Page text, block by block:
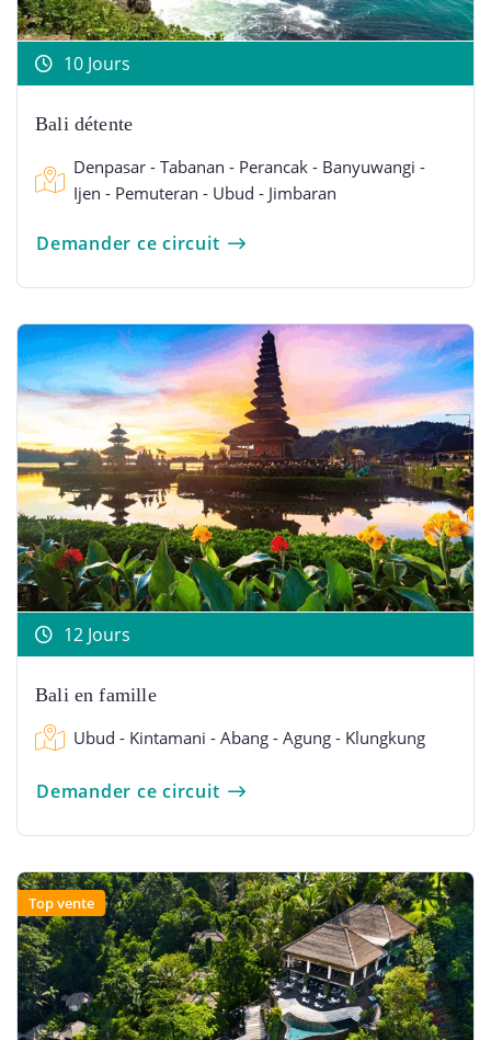
10 Jours
Bali détente
Denpasar - Tabanan - Perancak - Banyuwangi -
Ijen - Pemuteran - Ubud - Jimbaran
Demander ce circuit
12 Jours
Bali en famille
Ubud - Kintamani - Abang - Agung - Klungkung
Demander ce circuit
Top vente